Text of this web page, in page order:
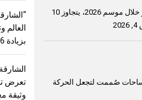
بزيادة 56%
الشارقة
وثيقة
إنتاج القمح في مصر خلال موسم 2026، يتجاوز 10
صُممت لتجعل الحركة